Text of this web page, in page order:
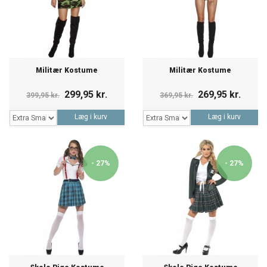
Militær Kostume
399,95 kr. 299,95 kr.
Læg i kurv
Militær Kostume
369,95 kr. 269,95 kr.
Læg i kurv
- 27% - 27%